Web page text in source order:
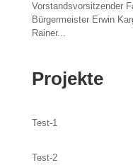
Vorstandsvorsitzender
Bürgermeister Erwin
Rainer...
Projekte
Test-1
Test-2